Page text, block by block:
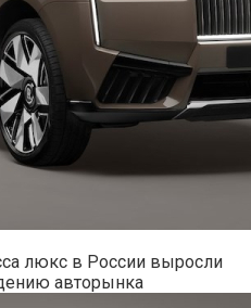
люкс в России выросли
авторынка